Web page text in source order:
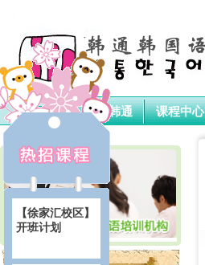
首页 关于韩通 课程中心
【徐家汇校区】
开班计划